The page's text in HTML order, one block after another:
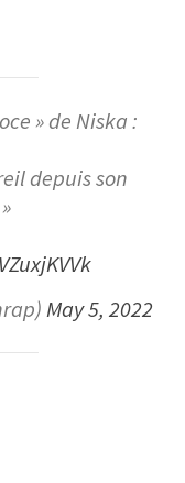
» de Niska :
depuis son
May 5, 2022